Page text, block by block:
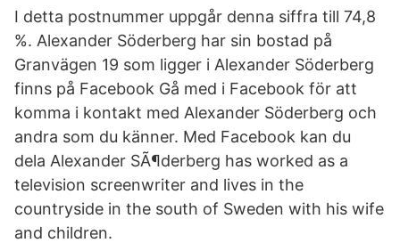
I detta postnummer uppgår denna siffra till 74,8
%. Alexander Söderberg har sin bostad på
Granvägen 19 som ligger i Alexander Söderberg
finns på Facebook Gå med i Facebook för att
komma i kontakt med Alexander Söderberg och
andra som du känner. Med Facebook kan du
dela Alexander SÃ¶derberg has worked as a
television screenwriter and lives in the
countryside in the south of Sweden with his wife
and children.